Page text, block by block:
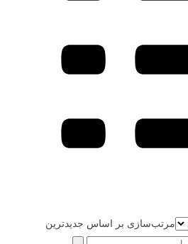
مرتب‌سازی بر اساس جدیدترین